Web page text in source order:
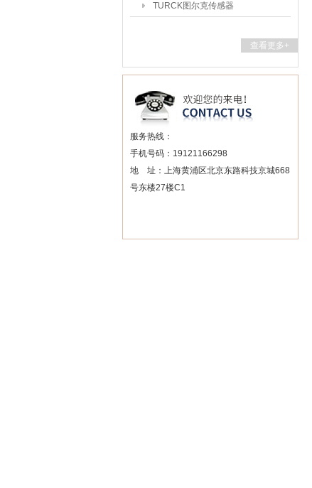
TURCK图尔克传感器
查看更多+
服务热线：
手机号码：19121166298
地 址：上海黄浦区北京东路科技京城668
号东楼27楼C1